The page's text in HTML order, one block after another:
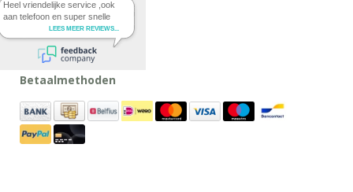
Betaalmethoden